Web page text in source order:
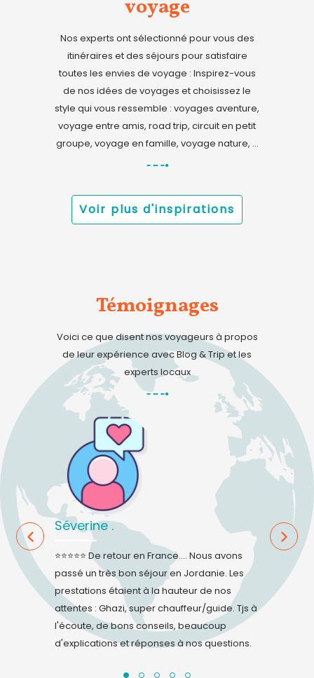
voyage
Nos experts ont sélectionné pour vous des
itinéraires et des séjours pour satisfaire
toutes les envies de voyage : Inspirez-vous
de nos idées de voyages et choisissez le
style qui vous ressemble : voyages aventure,
voyage entre amis, road trip, circuit en petit
groupe, voyage en famille, voyage nature, ...
Voir plus d'inspirations
Témoignages
Voici ce que disent nos voyageurs à propos
de leur expérience avec Blog & Trip et les
experts locaux
et à
Séverine .
⭐⭐⭐⭐⭐ De retour en France.... Nous avons
passé un très bon séjour en Jordanie. Les
prestations étaient à la hauteur de nos
attentes : Ghazi, super chauffeur/guide. Tjs à
l'écoute, de bons conseils, beaucoup
d'explications et réponses à nos questions.
Sandie .
respecter.
réactifs et